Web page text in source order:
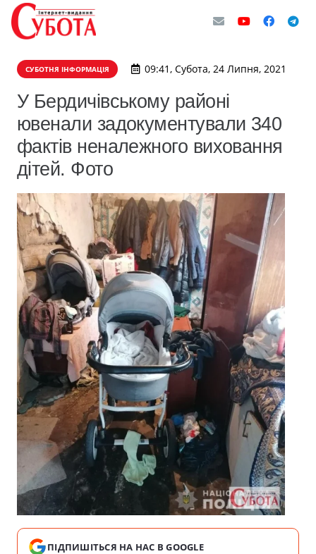
СУБОТНЯ ІНФОРМАЦІЯ 09:41, Субота, 24 Липня, 2021
У Бердичівському районі
ювенали задокументували 340
фактів неналежного виховання
дітей. Фото
ПІДПИШІТЬСЯ НА НАС В GOOGLE